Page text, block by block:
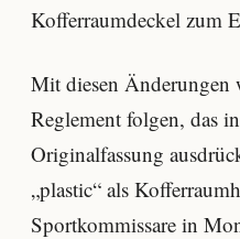
Kofferraumdeckel zum
Mit diesen
Reglement folgen, das
Originalfassung
„plastic“ als
Sportkommissare in